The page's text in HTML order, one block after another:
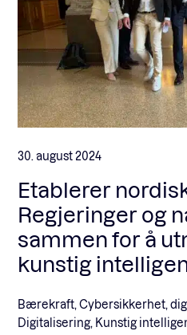
30. august 2024
Etablerer
Regjeringer og
sammen for å
kunstig
Bærekraft, Cybersikkerhet,
Digitalisering, Kunstig